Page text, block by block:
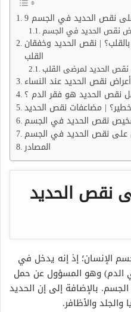
نقص الحديد في الجسم
| نقص الحديد وخفقان
الحديد لمرضى القلب
أعراض نقص الحديد عند النساء
| مضاعفات نقص الحديد
نقص الحديد في الجسم
نقص الحديد
الإنسان؛ إذ إنه يدخل في
الدم) وهو المسؤول عن حمل
بالإضافة إلى إن الحديد
والأظافر.